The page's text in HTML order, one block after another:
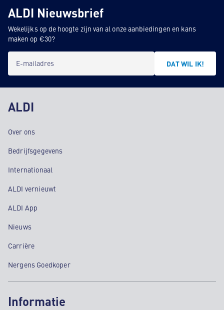
ALDI Nieuwsbrief
Wekelijks op de hoogte zijn van al onze aanbiedingen en kans
maken op €30?
E-mailadres DAT WIL IK!
ALDI
Over ons
Bedrijfsgegevens
Internationaal
ALDI vernieuwt
ALDI App
Nieuws
Carrière
Nergens Goedkoper
Informatie